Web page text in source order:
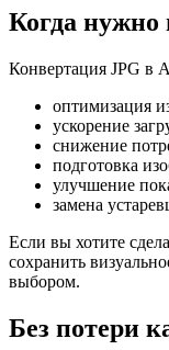
Когда нужно
Конвертация JPG в
оптимизация
ускорение
снижение
подготовка
улучшение
замена
Если вы хотите
сохранить
выбором.
Без потери